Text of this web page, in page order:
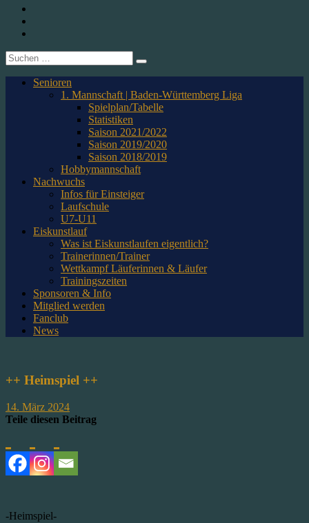
1. CfR Pforzheim 1896 e.V. – Abteilung Eishockey
Suche
nach:
Senioren
1. Mannschaft | Baden-Württemberg Liga
Spielplan/Tabelle
Statistiken
Saison 2021/2022
Saison 2019/2020
Saison 2018/2019
Hobbymannschaft
Nachwuchs
Infos für Einsteiger
Laufschule
U7-U11
Eiskunstlauf
Was ist Eiskunstlaufen eigentlich?
Trainerinnen/Trainer
Wettkampf Läuferinnen & Läufer
Trainingszeiten
Sponsoren & Info
Mitglied werden
Fanclub
News
++ Heimspiel ++
14. März 2024
Teile diesen Beitrag
-Heimspiel-